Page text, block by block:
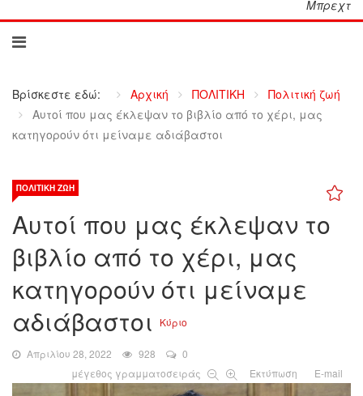
Μπρεχτ
Βρίσκεστε εδώ: Αρχική ΠΟΛΙΤΙΚΗ
Πολιτική ζωή
Αυτοί που μας έκλεψαν το βιβλίο από το χέρι, μας
κατηγορούν ότι μείναμε αδιάβαστοι
ΠΟΛΙΤΙΚΉ ΖΩΉ
Αυτοί που μας έκλεψαν το
βιβλίο από το χέρι, μας
κατηγορούν ότι μείναμε
αδιάβαστοι
Κύριο
Απριλίου 28, 2022 928
0
μέγεθος γραμματοσειράς
Εκτύπωση E-mail